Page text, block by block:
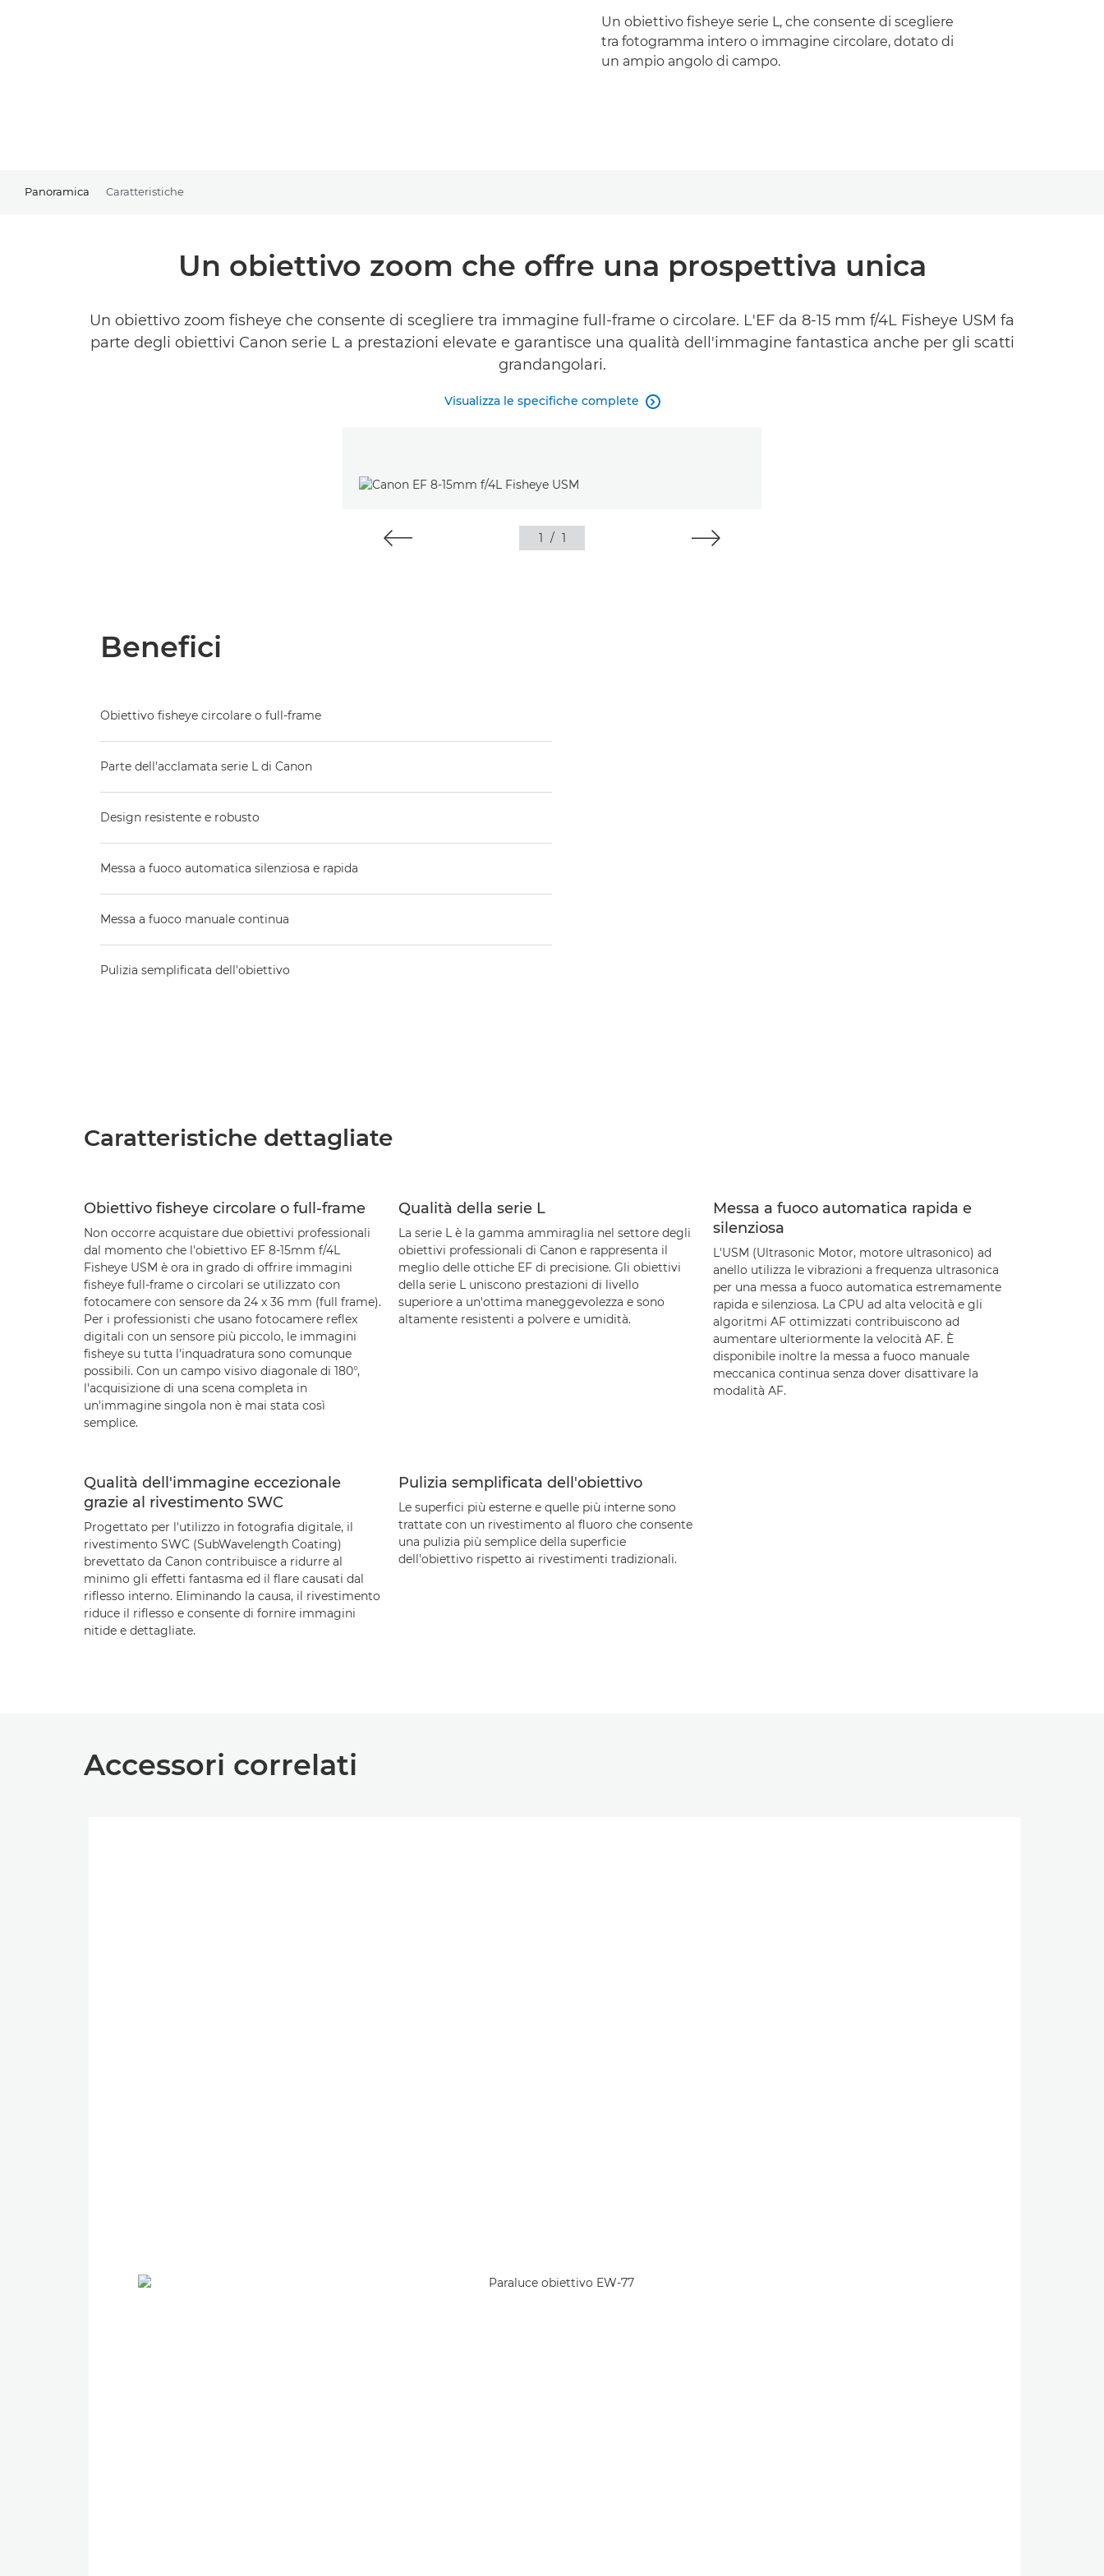
Un obiettivo fisheye serie L, che consente di scegliere
tra fotogramma intero o immagine circolare, dotato di
un ampio angolo di campo.
Panoramica Caratteristiche
Un obiettivo zoom che offre una prospettiva unica
Un obiettivo zoom fisheye che consente di scegliere tra immagine full-frame o circolare. L'EF da 8-15 mm f/4L Fisheye USM fa
parte degli obiettivi Canon serie L a prestazioni elevate e garantisce una qualità dell'immagine fantastica anche per gli scatti
grandangolari.
Visualizza le specifiche complete 
1 / 1
Benefici
Obiettivo fisheye circolare o full-frame
Parte dell'acclamata serie L di Canon
Design resistente e robusto
Messa a fuoco automatica silenziosa e rapida
Messa a fuoco manuale continua
Pulizia semplificata dell'obiettivo
Caratteristiche dettagliate
Obiettivo fisheye circolare o full-frame
Non occorre acquistare due obiettivi professionali
dal momento che l'obiettivo EF 8-15mm f/4L
Fisheye USM è ora in grado di offrire immagini
fisheye full-frame o circolari se utilizzato con
fotocamere con sensore da 24 x 36 mm (full frame).
Per i professionisti che usano fotocamere reflex
digitali con un sensore più piccolo, le immagini
fisheye su tutta l'inquadratura sono comunque
possibili. Con un campo visivo diagonale di 180°,
l'acquisizione di una scena completa in
un'immagine singola non è mai stata così
semplice.
Qualità della serie L
La serie L è la gamma ammiraglia nel settore degli
obiettivi professionali di Canon e rappresenta il
meglio delle ottiche EF di precisione. Gli obiettivi
della serie L uniscono prestazioni di livello
superiore a un'ottima maneggevolezza e sono
altamente resistenti a polvere e umidità.
Messa a fuoco automatica rapida e
silenziosa
L'USM (Ultrasonic Motor, motore ultrasonico) ad
anello utilizza le vibrazioni a frequenza ultrasonica
per una messa a fuoco automatica estremamente
rapida e silenziosa. La CPU ad alta velocità e gli
algoritmi AF ottimizzati contribuiscono ad
aumentare ulteriormente la velocità AF. È
disponibile inoltre la messa a fuoco manuale
meccanica continua senza dover disattivare la
modalità AF.
Qualità dell'immagine eccezionale
grazie al rivestimento SWC
Progettato per l'utilizzo in fotografia digitale, il
rivestimento SWC (SubWavelength Coating)
brevettato da Canon contribuisce a ridurre al
minimo gli effetti fantasma ed il flare causati dal
riflesso interno. Eliminando la causa, il rivestimento
riduce il riflesso e consente di fornire immagini
nitide e dettagliate.
Pulizia semplificata dell'obiettivo
Le superfici più esterne e quelle più interne sono
trattate con un rivestimento al fluoro che consente
una pulizia più semplice della superficie
dell'obiettivo rispetto ai rivestimenti tradizionali.
Accessori correlati